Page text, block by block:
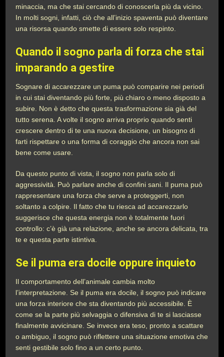
minaccia, ma che stai cercando di conoscerla più da vicino.
In molti sogni, infatti, ciò che all’inizio spaventa può diventare
una risorsa quando smette di essere solo respinto.
Quando il sogno parla di forza che stai
imparando a gestire
Sognare di accarezzare un puma può comparire nei periodi
in cui stai diventando più forte, più chiaro o meno disposto a
subire. Non è detto che questa trasformazione sia già del
tutto serena. A volte il sogno arriva proprio quando senti
crescere dentro di te una nuova decisione, un bisogno di
farti rispettare o una forma di coraggio che ancora non sai
bene come usare.
Da questo punto di vista, il sogno non parla solo di
aggressività. Può parlare anche di confini sani. Il puma può
rappresentare una forza che serve a proteggerti, non
soltanto a colpire. Il fatto che tu riesca ad accarezzarlo
suggerisce che questa energia non è totalmente fuori
controllo: c’è già una relazione, anche se ancora delicata, tra
te e questa parte istintiva.
Se il puma era docile oppure inquieto
Il comportamento dell’animale cambia molto
l’interpretazione. Se il puma era docile, il sogno può indicare
una forza interiore che sta diventando più accessibile. È
come se la parte più selvaggia o difensiva di te si lasciasse
finalmente avvicinare. Se invece era teso, pronto a scattare
o ambiguo, il sogno può riflettere una situazione emotiva che
senti gestibile solo fino a un certo punto.